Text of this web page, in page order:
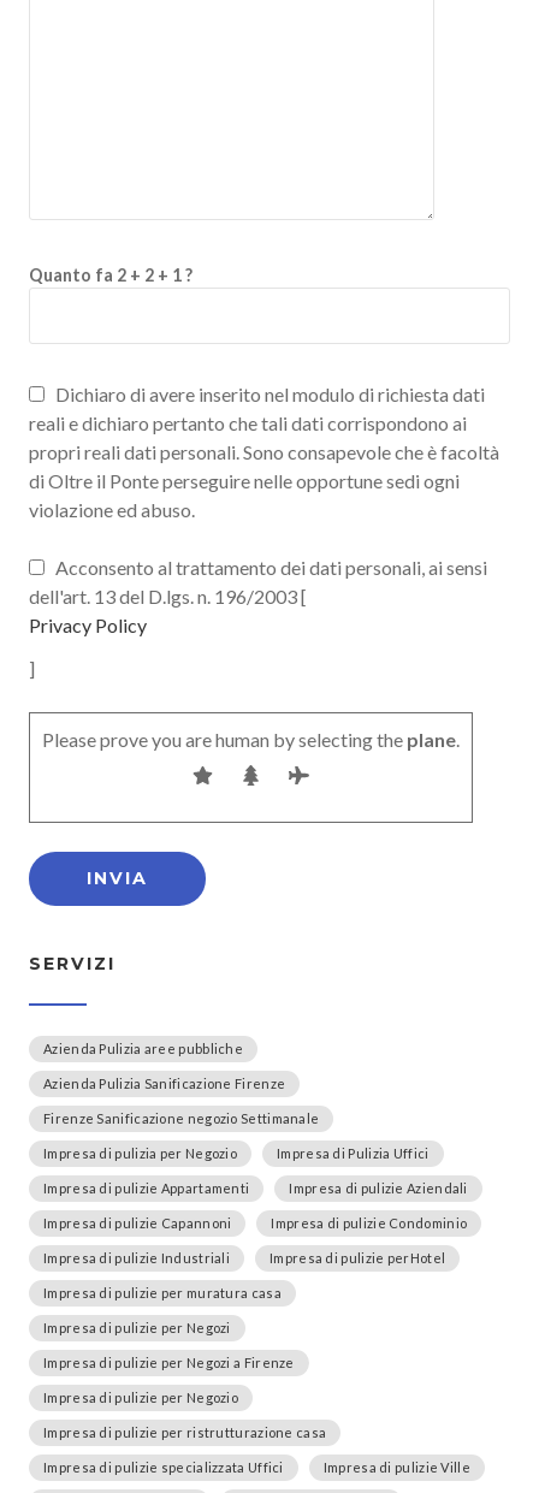
Quanto fa 2 + 2 + 1 ?
Dichiaro di avere inserito nel modulo di richiesta dati
reali e dichiaro pertanto che tali dati corrispondono ai
propri reali dati personali. Sono consapevole che è facoltà
di Oltre il Ponte perseguire nelle opportune sedi ogni
violazione ed abuso.
Acconsento al trattamento dei dati personali, ai sensi
dell'art. 13 del D.lgs. n. 196/2003 [
Privacy Policy
]
Please prove you are human by selecting the plane.
SERVIZI
Azienda Pulizia aree pubbliche
Azienda Pulizia Sanificazione Firenze
Firenze Sanificazione negozio Settimanale
Impresa di pulizia per Negozio Impresa di Pulizia Uffici
Impresa di pulizie Appartamenti Impresa di pulizie Aziendali
Impresa di pulizie Capannoni Impresa di pulizie Condominio
Impresa di pulizie Industriali Impresa di pulizie perHotel
Impresa di pulizie per muratura casa
Impresa di pulizie per Negozi
Impresa di pulizie per Negozi a Firenze
Impresa di pulizie per Negozio
Impresa di pulizie per ristrutturazione casa
Impresa di pulizie specializzata Uffici Impresa di pulizie Ville